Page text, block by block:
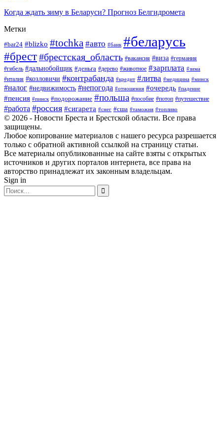
Когда ждать зиму в Беларуси? Прогноз Белгидромета
Метки
#bar24 #blizko #tochka #авто #банк #беларусь
#брест#брестская_область #вакансия #виза #германия
#гибель #дальнобойщик #деньга #дерево #животное #зарплата #зима
#италия #козловичи #контрабанда #кредит #литва #медицина #минск
#налог #недвижимость #непогода #отношения #очередь #падение
#пенсия #пинск #подорожание #польша #пособие #потоп #путешествие
#работа #россия #сигарета #снег #сша #таможня #топливо
© 2026 - Новости Бреста и Брестской области. Все права
защищены.
Любое копирование материалов с нашего ресурса разрешается
только с обратной активной ссылкой на страницу статьи.
Все материалы опубликованные на сайте взяты с открытых
источников и других порталов интернета, все права на
авторство принадлежат их законным владельцам.
Sign in